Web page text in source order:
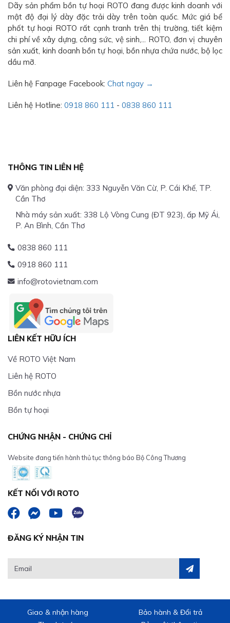
Dãy sản phẩm bồn tự hoại ROTO đang được kinh doanh với
mật độ đại lý dày đặc trải dày trên toàn quốc. Mức giá bể
phốt tự hoại ROTO rất cạnh tranh trên thị trường, tiết kiệm
chi phí về xây dựng, công sức, vệ sinh,... ROTO, đơn vị chuyên
sản xuất, kinh doanh bồn tự hoại, bồn nhựa chứa nước, bộ lọc
dầu mỡ.
Liên hệ Fanpage Facebook: Chat ngay →
Liên hệ Hotline: 0918 860 111 - 0838 860 111
THÔNG TIN LIÊN HỆ
Văn phòng đại diện: 333 Nguyễn Văn Cừ, P. Cái Khế, TP.
Cần Thơ
Nhà máy sản xuất: 338 Lộ Vòng Cung (ĐT 923), ấp Mỹ Ái,
P. An Bình, Cần Thơ
0838 860 111
0918 860 111
info@rotovietnam.com
LIÊN KẾT HỮU ÍCH
Về ROTO Việt Nam
Liên hệ ROTO
Bồn nước nhựa
Bồn tự hoại
CHỨNG NHẬN - CHỨNG CHỈ
Website đang tiến hành thủ tục thông báo Bộ Công Thương
KẾT NỐI VỚI ROTO
ĐĂNG KÝ NHẬN TIN
Giao & nhận hàng
Bảo hành & Đổi trả